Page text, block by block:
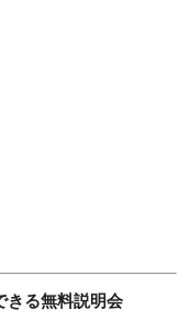
きる無料説明会